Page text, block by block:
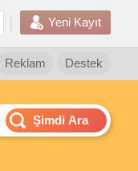
Yeni Kayıt
Destek
Reklam
Şimdi Ara